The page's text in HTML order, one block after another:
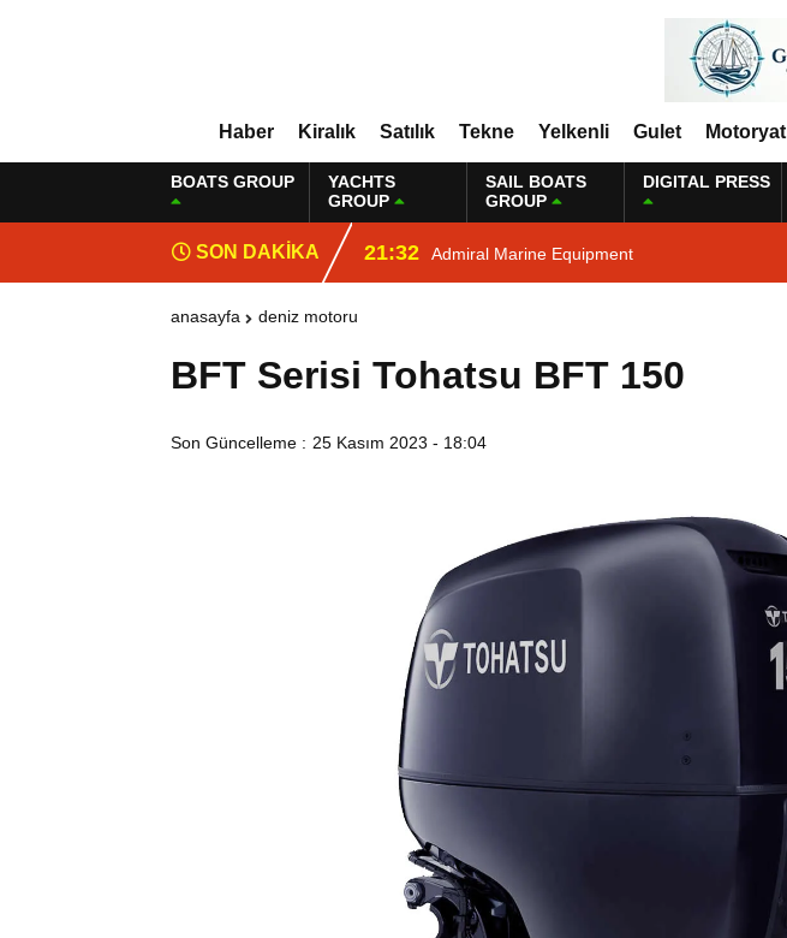
Haber Kiralık Satılık Tekne Yelkenli Gulet Motoryat
BOATS GROUP
YACHTS
GROUP
SAIL BOATS
GROUP
DIGITAL PRESS
SON DAKİKA 21:32 Admiral Marine Equipment
anasayfa deniz motoru
BFT Serisi Tohatsu BFT 150
Son Güncelleme : 25 Kasım 2023 - 18:04